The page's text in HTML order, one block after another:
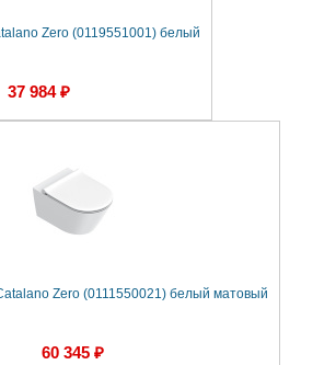
Zero (0119551001) белый
37 984 ₽
Zero (0111550021) белый матовый
60 345 ₽